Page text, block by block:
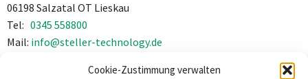
Cookie-Zustimmung verwalten
06198 Salzatal OT Lieskau
Tel: 0345 558800
Mail: info@steller-technology.de